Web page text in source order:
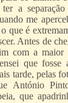
a
me
que é
Antes de
com a maior
que fosse
tarde, pelas
António
que